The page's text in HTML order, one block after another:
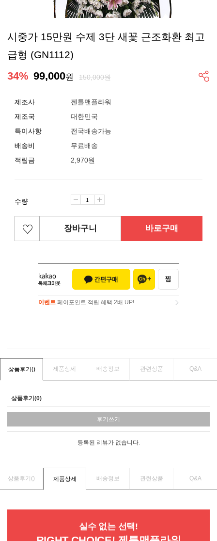
시중가 15만원 수제 3단 새꽃 근조화환 최고
급형 (GN1112)
34% 99,000원 150,000원
제조사
젠틀맨플라워
제조국
대한민국
특이사항
전국배송가능
배송비
무료배송
적립금
2,970원
수량
장바구니 바로구매
이벤트 페이포인트 적립 혜택 2배 UP!
상품후기() 제품상세 배송정보 관련상품 Q&A
상품후기(0)
후기쓰기
등록된 리뷰가 없습니다.
상품후기() 제품상세 배송정보 관련상품 Q&A
실수 없는 선택!